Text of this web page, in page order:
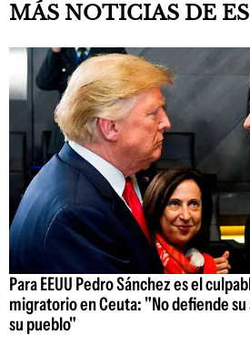
MÁS NOTICIAS DE
Para EEUU Pedro Sánchez es el
migratorio en Ceuta: "No defiende
su pueblo"